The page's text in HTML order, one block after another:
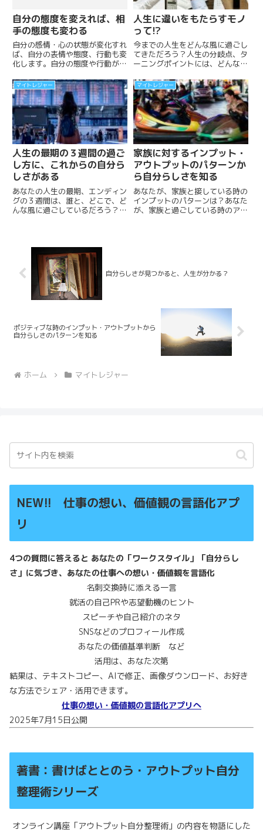
ログ
自分の態度を変えれば、相
手の態度も変わる
自分の感情・心の状態が変化すれ
ば、自分の表情や態度、行動も変
化します。自分の態度や行動が変
態度や行動も変わっていく。
人生に違いをもたらすモノ
って!?
今までの人生をどんな風に過ごし
てきただろう？人生の分岐点、タ
ーニングポイントには、どんな出
前にぜひ、30秒で良いから、メ
モなど書き出してみましょう。
∞∞∞∞∞∞∞∞ ∞∞...
マイトレジャー
人生の最期の３週間の過ご
し方に、これからの自分ら
しさがある
あなたの人生の最期、エンディン
グの３週間は、誰と、どこで、ど
んな風に過ごしているだろう？あ
30秒で良いから、考え...
マイトレジャー
家族に対するインプット・
アウトプットのパターンか
ら自分らしさを知る
あなたが、家族と接している時の
インプットのパターンは？あなた
が、家族と過ごしている時のアウ
自分らしさが見つかると、人生が分かる？
ポジティブな時のインプット・アウトプットから
自分らしさのパターンを知る
ホーム マイトレジャー
NEW!! 仕事の想い、価値観の言語化アプ
リ
4つの質問に答えると あなたの「ワークスタイル」「自分らし
さ」に気づき、あなたの仕事への想い・価値観を言語化
名刺交換時に添える一言
就活の自己PRや志望動機のヒント
スピーチや自己紹介のネタ
SNSなどのプロフィール作成
あなたの価値基準判断 など
活用は、あなた次第
結果は、テキストコピー、AIで修正、画像ダウンロード、お好き
な方法でシェア・活用できます。
仕事の想い・価値観の言語化アプリへ
2025年7月15日公開
著書：書けばととのう・アウトプット自分
整理術シリーズ
オンライン講座「アウトプット自分整理術」の内容を物語にした